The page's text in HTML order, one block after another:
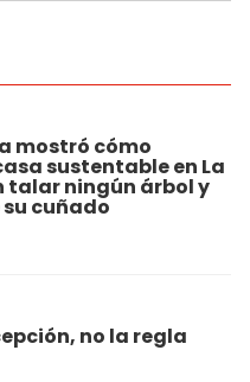
mostró cómo
sustentable en La
talar ningún árbol y
cuñado
no la regla